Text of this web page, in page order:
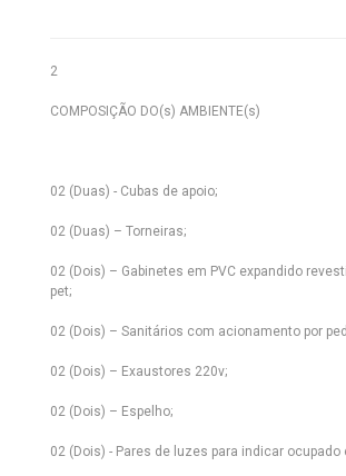
2
COMPOSIÇÃO DO(s) AMBIENTE(s)
02 (Duas) - Cubas de apoio;
02 (Duas) – Torneiras;
02 (Dois) – Gabinetes em PVC expandido
pet;
02 (Dois) – Sanitários com acionamento por
02 (Dois) – Exaustores 220v;
02 (Dois) – Espelho;
02 (Dois) - Pares de luzes para indicar ocupado